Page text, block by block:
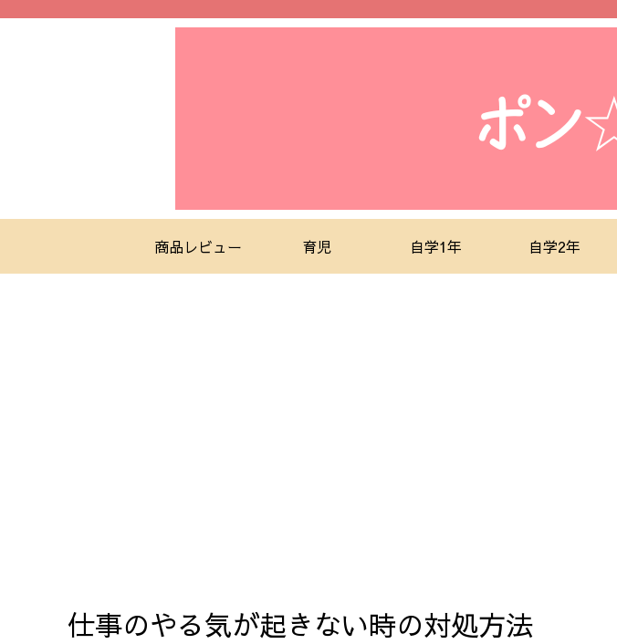
商品レビュー 育児 自学1年 自学2年
仕事のやる気が起きない時の対処方法